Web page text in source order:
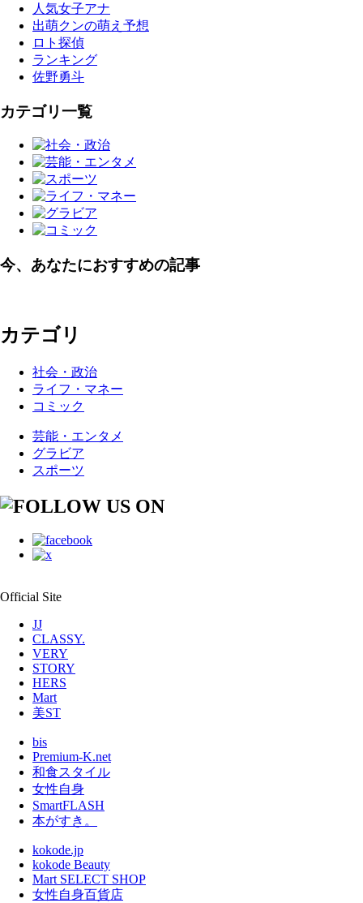
人気女子アナ
出萌クンの萌え予想
ロト探偵
ランキング
佐野勇斗
カテゴリ一覧
今、あなたにおすすめの記事
カテゴリ
社会・政治
ライフ・マネー
コミック
芸能・エンタメ
グラビア
スポーツ
Official Site
JJ
CLASSY.
VERY
STORY
HERS
Mart
美ST
bis
Premium-K.net
和食スタイル
女性自身
SmartFLASH
本がすき。
kokode.jp
kokode Beauty
Mart SELECT SHOP
女性自身百貨店